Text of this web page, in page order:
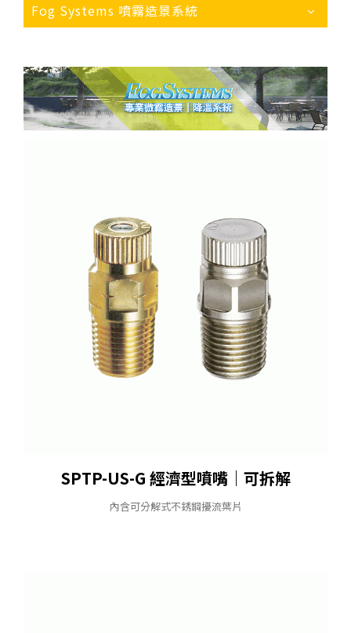
Fog Systems 噴霧造景系統
SPTP-US-G 經濟型噴嘴｜可拆解
內含可分解式不銹鋼擾流葉片